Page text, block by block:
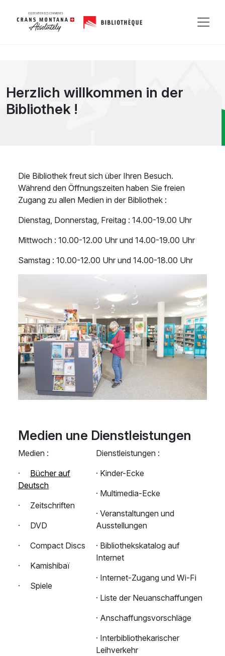
Herzlich willkommen in der
Bibliothek !
Die Bibliothek freut sich über Ihren Besuch.
Während den Öffnungszeiten haben Sie freien
Zugang zu allen Medien in der Bibliothek :
Dienstag, Donnerstag, Freitag : 14.00-19.00 Uhr
Mittwoch : 10.00-12.00 Uhr und 14.00-19.00 Uhr
Samstag : 10.00-12.00 Uhr und 14.00-18.00 Uhr
Medien une Dienstleistungen
Medien :
· Bücher auf
Deutsch
· Zeitschriften
· DVD
· Compact Discs
· Kamishibaï
· Spiele
Dienstleistungen :
· Kinder-Ecke
· Multimedia-Ecke
· Veranstaltungen und
Ausstellungen
· Bibliothekskatalog auf
Internet
· Internet-Zugang und Wi-Fi
· Liste der Neuanschaffungen
· Anschaffungsvorschläge
· Interbibliothekarischer
Leihverkehr